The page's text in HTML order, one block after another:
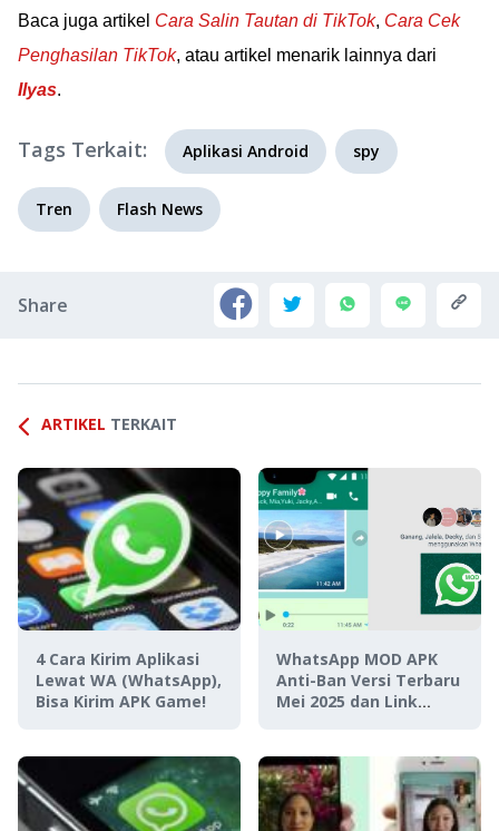
Baca juga artikel Cara Salin Tautan di TikTok, Cara Cek
Penghasilan TikTok, atau artikel menarik lainnya dari
Ilyas.
Tags Terkait: Aplikasi Android spy
Tren Flash News
Share
ARTIKEL TERKAIT
4 Cara Kirim Aplikasi
Lewat WA (WhatsApp),
Bisa Kirim APK Game!
WhatsApp MOD APK
Anti-Ban Versi Terbaru
Mei 2025 dan Link